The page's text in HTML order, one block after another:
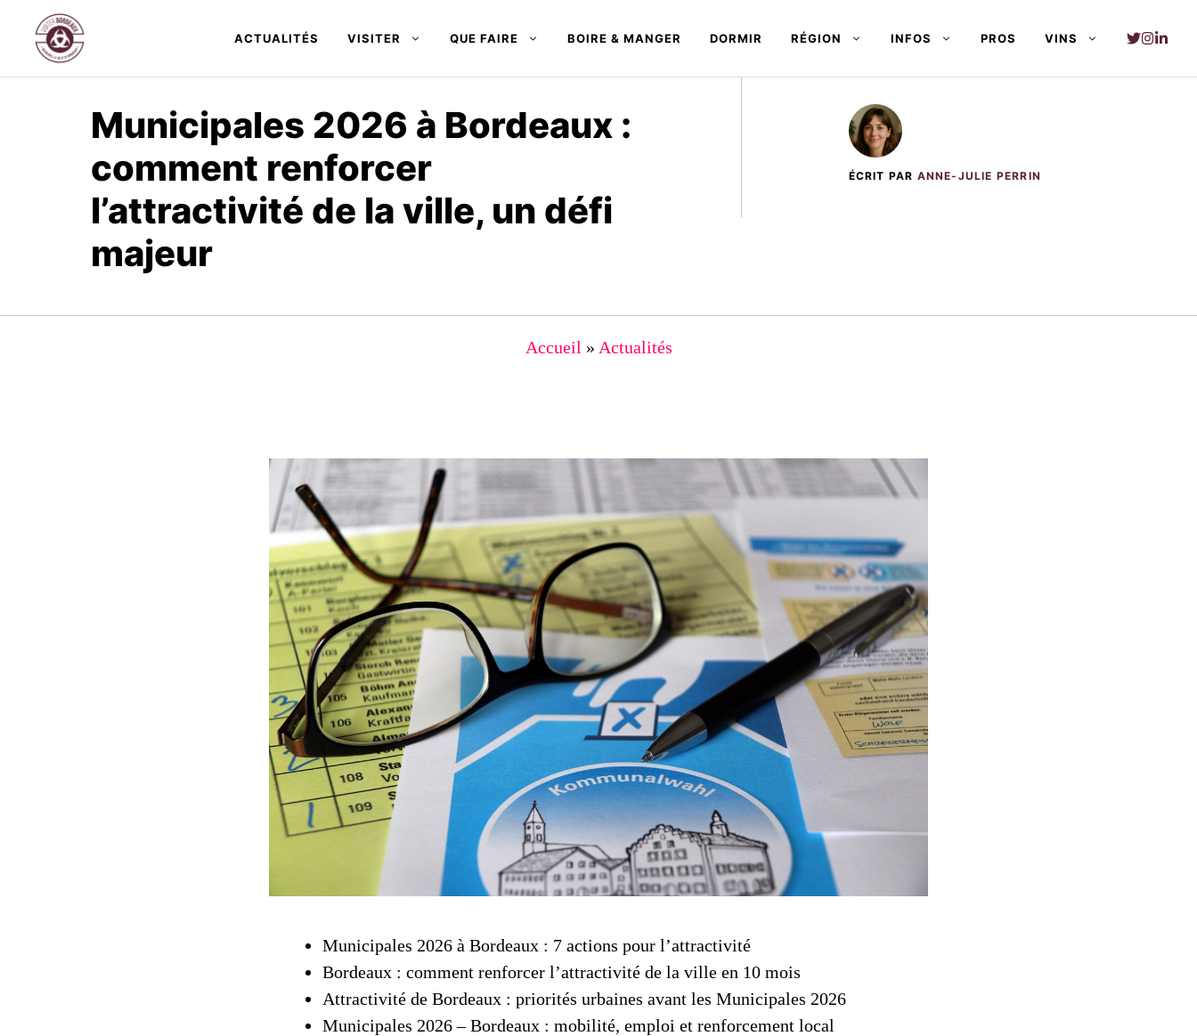
contenu
ACTUALITÉS VISITER QUE FAIRE BOIRE & MANGER DORMIR RÉGION INFOS PROS VINS
Municipales 2026 à Bordeaux :
comment renforcer
l’attractivité de la ville, un défi
majeur
ÉCRIT PAR ANNE-JULIE PERRIN
Accueil » Actualités
Municipales 2026 à Bordeaux : 7 actions pour l’attractivité
Bordeaux : comment renforcer l’attractivité de la ville en 10 mois
Attractivité de Bordeaux : priorités urbaines avant les Municipales 2026
Municipales 2026 – Bordeaux : mobilité, emploi et renforcement local